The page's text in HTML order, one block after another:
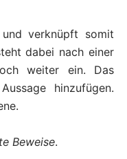
verknüpft somit
dabei nach einer
weiter ein. Das
hinzufügen.
Beweise.